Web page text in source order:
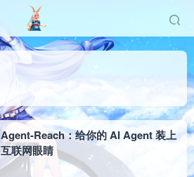
Agent-Reach：给你的 AI Agent 装上
互联网眼睛